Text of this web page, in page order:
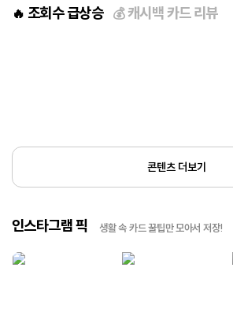
🔥 조회수 급상승 💰캐시백 카드 리뷰
콘텐츠 더보기
인스타그램 픽 생활 속 카드 꿀팁만 모아서 저장!